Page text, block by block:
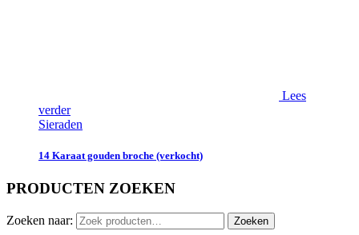
Lees
verder
Sieraden
14 Karaat gouden broche (verkocht)
PRODUCTEN ZOEKEN
Zoeken naar: Zoeken